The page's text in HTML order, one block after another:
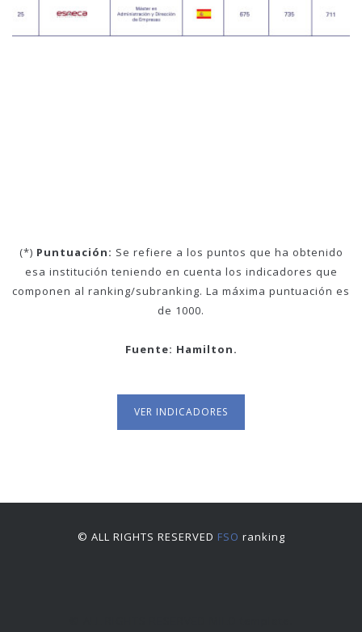
(*) Puntuación: Se refiere a los puntos que ha obtenido
esa institución teniendo en cuenta los indicadores que
componen al ranking/subranking. La máxima puntuación es
de 1000.
Fuente: Hamilton.
VER INDICADORES
© ALL RIGHTS RESERVED FSO ranking